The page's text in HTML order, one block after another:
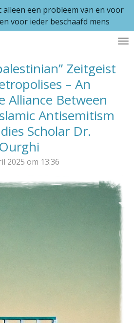
een probleem van en voor
voor ieder beschaafd mens
Zeitgeist
– An
Alliance Between
Antisemitism
Scholar Dr.
2025 om 13:36